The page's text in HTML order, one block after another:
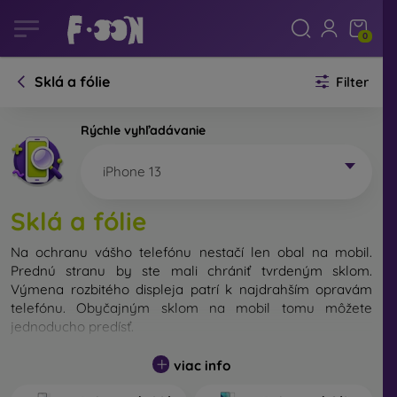
0
Sklá a fólie Filter
Rýchle vyhľadávanie
iPhone 13
Sklá a fólie
Na ochranu vášho telefónu nestačí len obal na mobil.
Prednú stranu by ste mali chrániť tvrdeným sklom.
Výmena rozbitého displeja patrí k najdrahším opravám
telefónu. Obyčajným sklom na mobil tomu môžete
jednoducho predísť.
Nerozbitné sklo na mobil síce neexistuje, no v prípade
pádu ostane váš displej zväčša neporušený. Výber
viac info